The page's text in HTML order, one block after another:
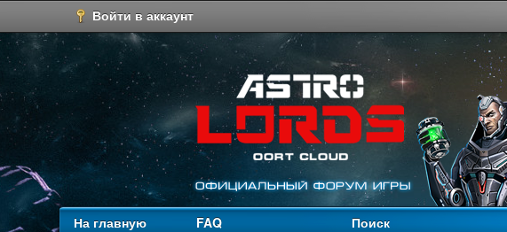
Войти в аккаунт
На главную FAQ Поиск